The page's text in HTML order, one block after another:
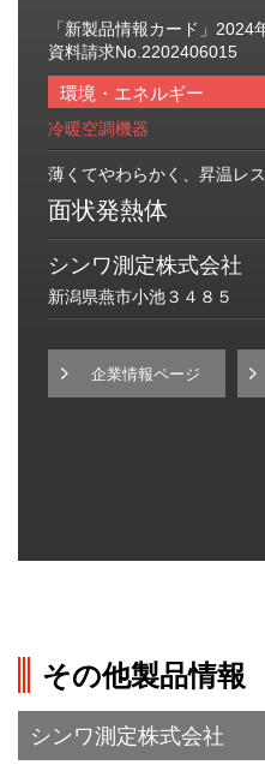
「新製品情報カード」2024
資料請求No.2202406015
環境・エネルギー
冷暖空調機器
薄くてやわらかく、昇温レ
面状発熱体
シンワ測定株式会社
新潟県燕市小池３４８５
企業情報ページ
その他製品情報
シンワ測定株式会社